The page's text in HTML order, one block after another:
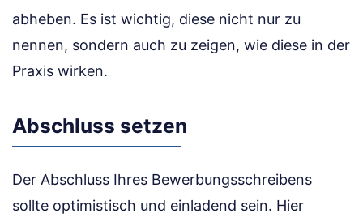
abheben. Es ist wichtig, diese nicht nur zu
nennen, sondern auch zu zeigen, wie diese in der
Praxis wirken.
Abschluss setzen
Der Abschluss Ihres Bewerbungsschreibens
sollte optimistisch und einladend sein. Hier